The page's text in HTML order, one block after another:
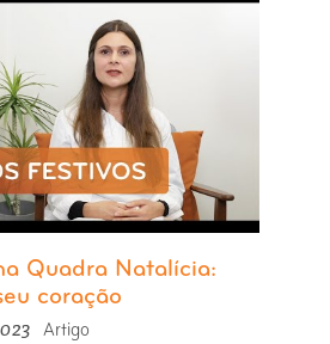
Quadra Natalícia:
coração
Artigo